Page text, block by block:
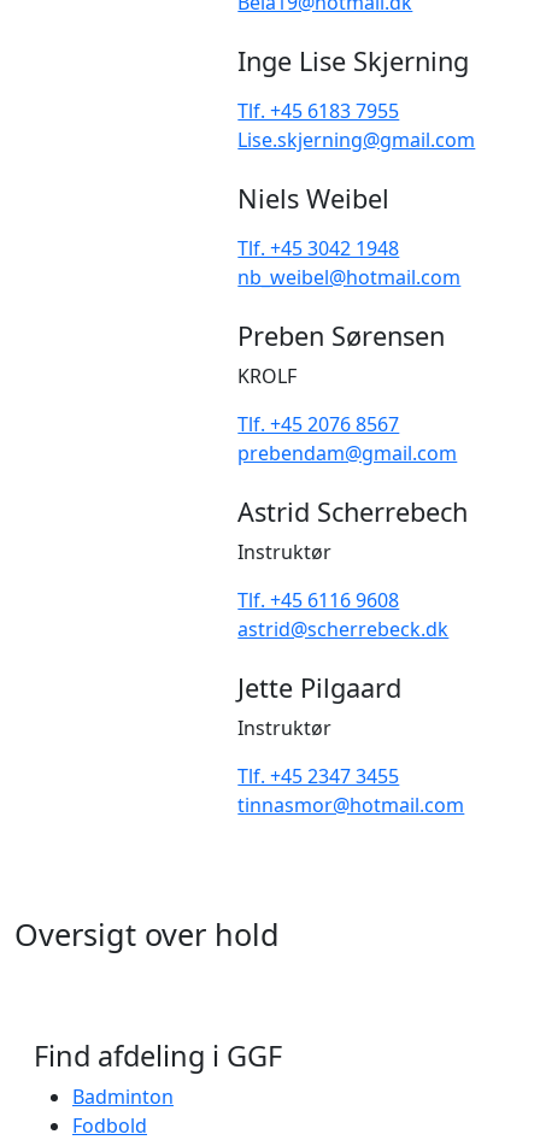
Inge Lise Skjerning
Tlf. +45 6183 7955
Lise.skjerning@gmail.com
Niels Weibel
Tlf. +45 3042 1948
nb_weibel@hotmail.com
Preben Sørensen
KROLF
Tlf. +45 2076 8567
prebendam@gmail.com
Astrid Scherrebech
Instruktør
Tlf. +45 6116 9608
astrid@scherrebeck.dk
Jette Pilgaard
Instruktør
Tlf. +45 2347 3455
tinnasmor@hotmail.com
Oversigt over hold
Find afdeling i GGF
Badminton
Fodbold